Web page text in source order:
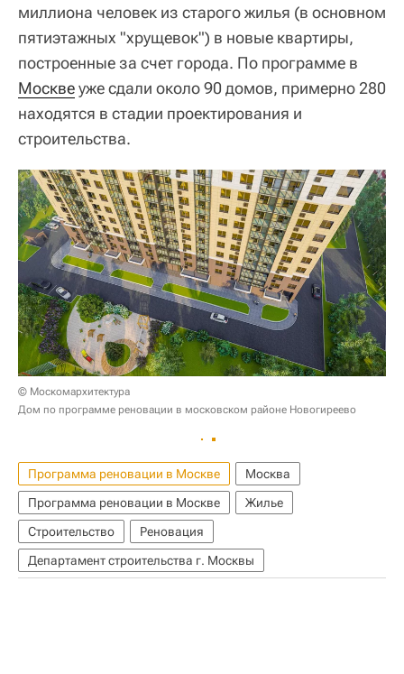
миллиона человек из старого жилья (в основном
пятиэтажных "хрущевок") в новые квартиры,
построенные за счет города. По программе в
Москвеуже сдали около 90 домов, примерно 280
находятся в стадии проектирования и
строительства.
© Москомархитектура
Дом по программе реновации в московском районе Новогиреево
Программа реновации в Москве
Москва
Программа реновации в Москве
Жилье
Строительство
Реновация
Департамент строительства г. Москвы